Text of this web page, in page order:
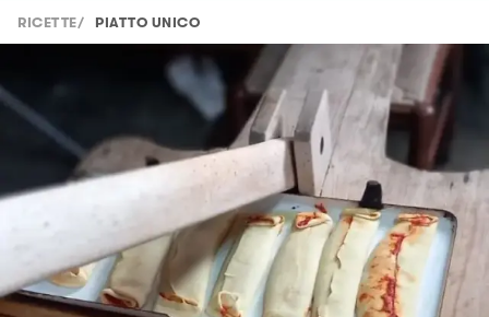
RICETTE/ PIATTO UNICO